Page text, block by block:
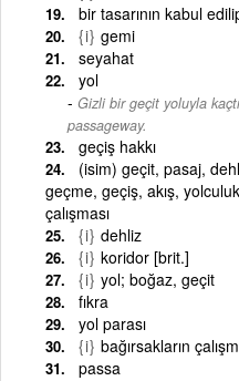
bir tasarının kabul
{i} gemi
seyahat
yol
Gizli bir geçit yoluyla
passageway.
geçiş hakkı
(isim) geçit, pasaj,
geçme, geçiş, akış,
çalışması
{i} dehliz
{i} koridor [brit.]
{i} yol; boğaz, geçit
fıkra
yol parası
{i} bağırsakların
passa